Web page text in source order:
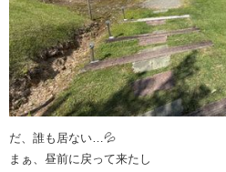
だ、誰も居ない…💦
まぁ、昼前に戻って来たし